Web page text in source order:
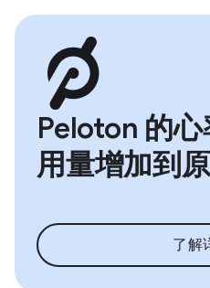
Peloton 的
用量增加到
了解